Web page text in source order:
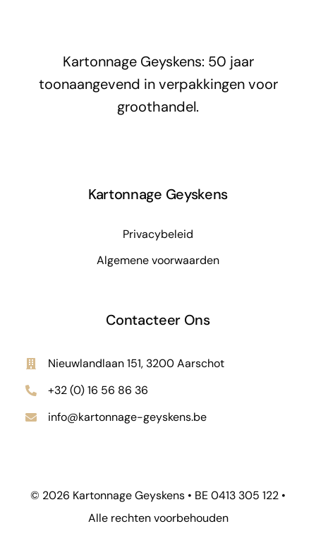
Kartonnage Geyskens: 50 jaar
toonaangevend in verpakkingen voor
groothandel.
Kartonnage Geyskens
Privacybeleid
Algemene voorwaarden
Contacteer Ons
Nieuwlandlaan 151, 3200 Aarschot
+32 (0) 16 56 86 36
info@kartonnage-geyskens.be
© 2026 Kartonnage Geyskens • BE 0413 305 122 •
Alle rechten voorbehouden